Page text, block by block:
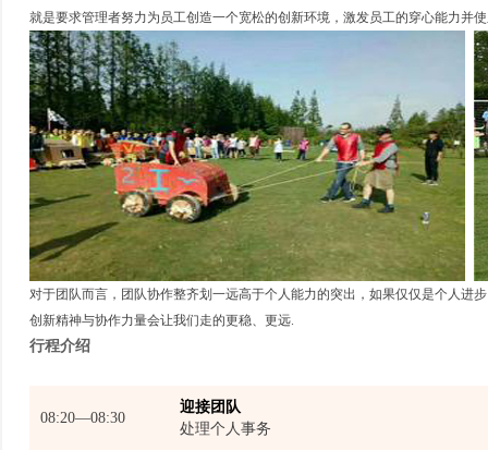
就是要求管理者努力为员工创造一个宽松的创新环境，激发员工的穿心能力并
对于团队而言，团队协作整齐划一远高于个人能力的突出，如果仅仅是个人进
创新精神与协作力量会让我们走的更稳、更远.
行程介绍
08:20—08:30
迎接团队
处理个人事务